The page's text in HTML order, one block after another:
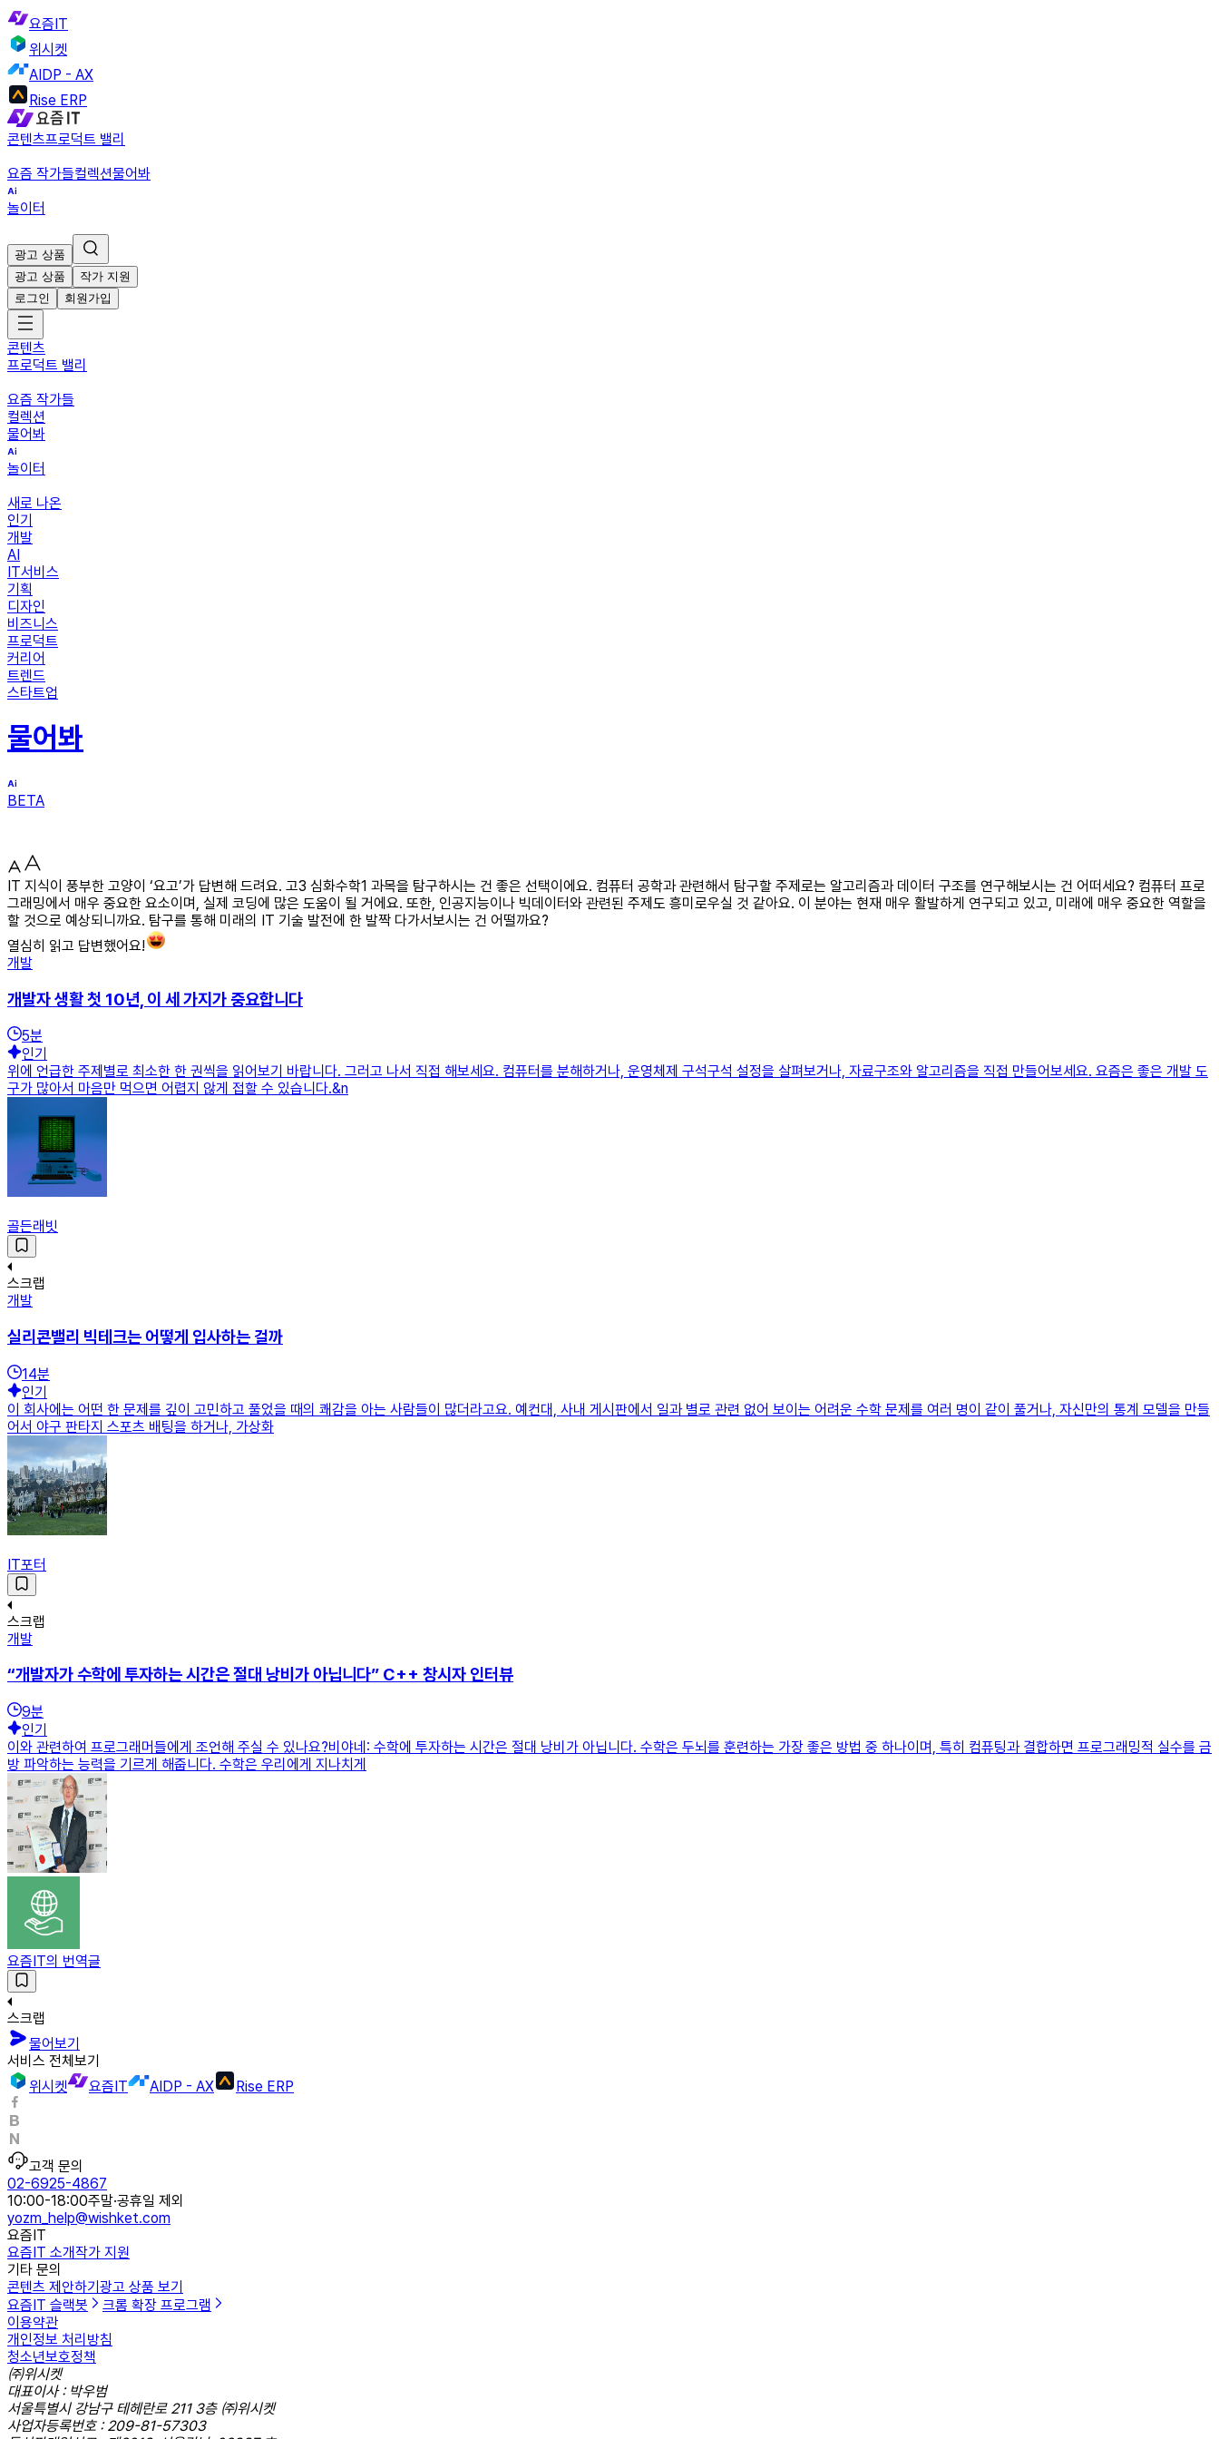
요즘IT
위시켓
AIDP - AX
Rise ERP
콘텐츠프로덕트 밸리
요즘 작가들컬렉션물어봐
놀이터
광고 상품
광고 상품
작가 지원
로그인
회원가입
콘텐츠
프로덕트 밸리
요즘 작가들
컬렉션
물어봐
놀이터
새로 나온
인기
개발
AI
IT서비스
기획
디자인
비즈니스
프로덕트
커리어
트렌드
스타트업
물어봐
BETA
IT 지식이 풍부한 고양이 ‘요고’가 답변해 드려요. 고3 심화수학1 과목을 탐구하시는 건 좋은 선택이에요. 컴퓨터 공학과 관련해서 탐구할 주제로는 알고리즘과 데이터 구조를 연구해보시는 건 어떠세요? 컴퓨터 프로
그래밍에서 매우 중요한 요소이며, 실제 코딩에 많은 도움이 될 거에요. 또한, 인공지능이나 빅데이터와 관련된 주제도 흥미로우실 것 같아요. 이 분야는 현재 매우 활발하게 연구되고 있고, 미래에 매우 중요한 역할을
할 것으로 예상되니까요. 탐구를 통해 미래의 IT 기술 발전에 한 발짝 다가서보시는 건 어떨까요?
열심히 읽고 답변했어요!
개발
개발자 생활 첫 10년, 이 세 가지가 중요합니다
5분
인기
위에 언급한 주제별로 최소한 한 권씩을 읽어보기 바랍니다. 그러고 나서 직접 해보세요. 컴퓨터를 분해하거나, 운영체제 구석구석 설정을 살펴보거나, 자료구조와 알고리즘을 직접 만들어보세요. 요즘은 좋은 개발 도
구가 많아서 마음만 먹으면 어렵지 않게 접할 수 있습니다.&n
골든래빗
스크랩
개발
실리콘밸리 빅테크는 어떻게 입사하는 걸까
14분
인기
이 회사에는 어떤 한 문제를 깊이 고민하고 풀었을 때의 쾌감을 아는 사람들이 많더라고요. 예컨대, 사내 게시판에서 일과 별로 관련 없어 보이는 어려운 수학 문제를 여러 명이 같이 풀거나, 자신만의 통계 모델을 만들
어서 야구 판타지 스포츠 배팅을 하거나, 가상화
IT포터
스크랩
개발
“개발자가 수학에 투자하는 시간은 절대 낭비가 아닙니다” C++ 창시자 인터뷰
9분
인기
이와 관련하여 프로그래머들에게 조언해 주실 수 있나요?비야네: 수학에 투자하는 시간은 절대 낭비가 아닙니다. 수학은 두뇌를 훈련하는 가장 좋은 방법 중 하나이며, 특히 컴퓨팅과 결합하면 프로그래밍적 실수를 금
방 파악하는 능력을 기르게 해줍니다. 수학은 우리에게 지나치게
요즘IT의 번역글
스크랩
물어보기
서비스 전체보기
위시켓
요즘IT AIDP - AX Rise ERP
고객 문의
02-6925-4867
10:00-18:00주말·공휴일 제외
yozm_help@wishket.com
요즘IT
요즘IT 소개작가 지원
기타 문의
콘텐츠 제안하기 광고 상품 보기
요즘IT 슬랙봇
크롬 확장 프로그램
이용약관
개인정보 처리방침
청소년보호정책
㈜위시켓
대표이사 : 박우범
서울특별시 강남구 테헤란로 211 3층 ㈜위시켓
사업자등록번호 : 209-81-57303